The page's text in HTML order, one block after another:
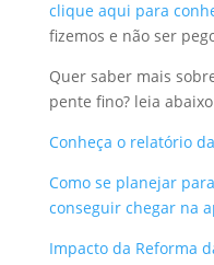
clique aqui para
fizemos e não ser
Quer saber mais
pente fino? leia abaixo
Conheça o relatório
Como se planejar
conseguir chegar na
Impacto da Reforma